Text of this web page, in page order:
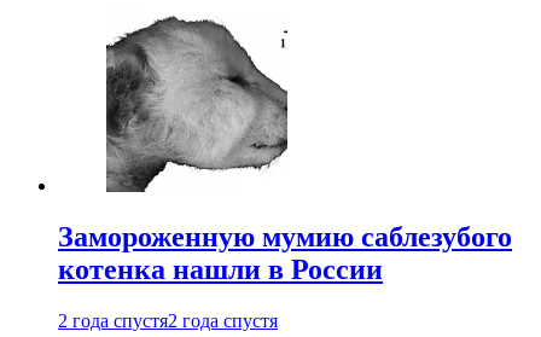
Замороженную мумию саблезубого
котенка нашли в России
2 года спустя2 года спустя